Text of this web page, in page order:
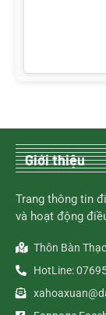
Giới thiệu
Trang thông tin
và hoạt động
Thôn Bàn
HotLine: